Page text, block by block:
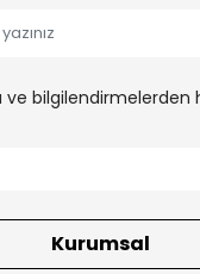
ve bilgilendirmelerden
Kurumsal